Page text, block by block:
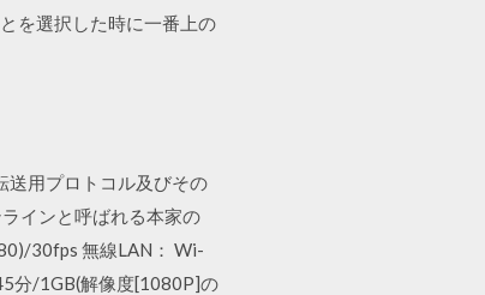
を選択した時に一番上の
送用プロトコル及びその
インと呼ばれる本家の
30fps 無線LAN： Wi-
分/1GB(解像度[1080P]の